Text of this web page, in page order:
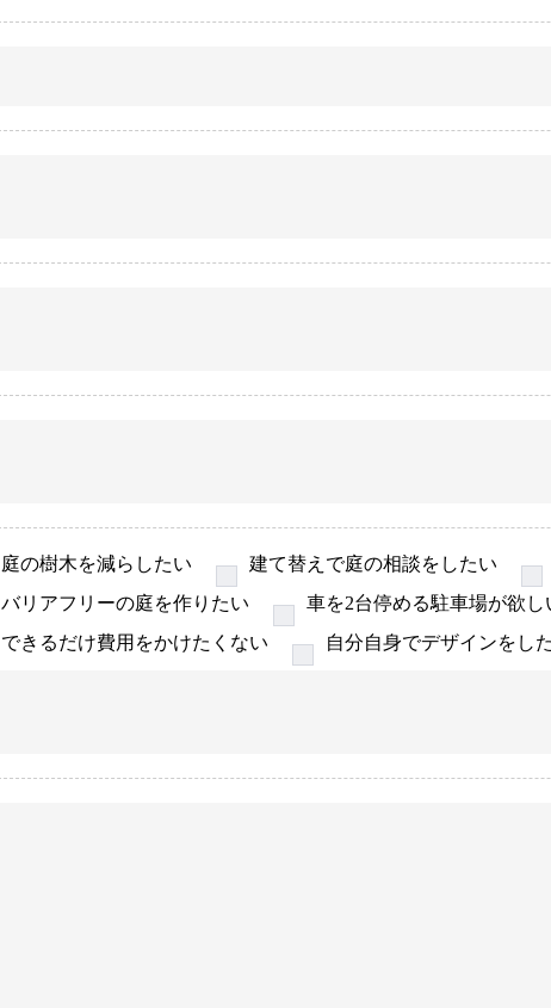
庭の樹木を減らしたい 建て替えで庭の相談をしたい
バリアフリーの庭を作りたい
車を2台停める駐車場が欲し
できるだけ費用をかけたくない
自分自身でデザインをし